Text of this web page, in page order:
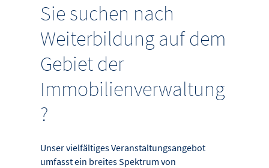
Sie suchen nach
Weiterbildung auf dem
Gebiet der
Immobilienverwaltung
?
Unser vielfältiges Veranstaltungsangebot
umfasst ein breites Spektrum von